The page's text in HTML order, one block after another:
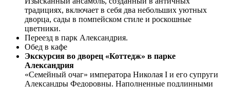
традициях, включает в себя два небольших уютных
дворца, сады в помпейском стиле и роскошные
цветники.
Переезд в парк Александрия.
Обед в кафе
Экскурсия во дворец «Коттедж» в парке
Александрия
«Семейный очаг» императора Николая I и его супруги
Александры Федоровны. Наполненные подлинными